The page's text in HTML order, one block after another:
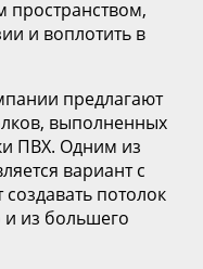
пространством,
и воплотить в
предлагают
выполненных
ПВХ. Одним из
вариант с
потолок
и из большего